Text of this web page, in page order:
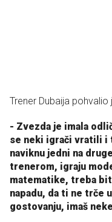
Trener Dubaija pohvalio
- Zvezda je imala
se neki igrači vratili i
naviknu jedni na
trenerom, igraju
matematike, treba
napadu, da ti ne trče
gostovanju, imaš